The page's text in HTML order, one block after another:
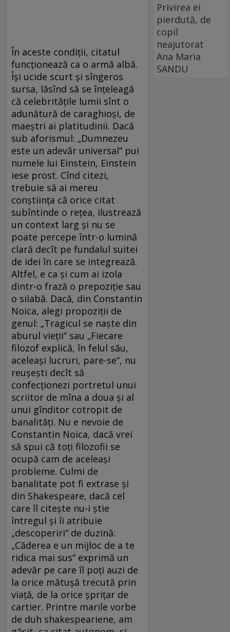
În aceste condiţii, citatul
funcţionează ca o armă albă.
Îşi ucide scurt şi sîngeros
sursa, lăsînd să se înţeleagă
că celebrităţile lumii sînt o
adunătură de caraghioşi, de
maeştri ai platitudinii. Dacă
sub aforismul: „Dumnezeu
este un adevăr universal“ pui
numele lui Einstein, Einstein
iese prost. Cînd citezi,
trebuie să ai mereu
conştiinţa că orice citat
subîntinde o reţea, ilustrează
un context larg şi nu se
poate percepe într-o lumină
clară decît pe fundalul suitei
de idei în care se integrează.
Altfel, e ca şi cum ai izola
dintr-o frază o prepoziţie sau
o silabă. Dacă, din Constantin
Noica, alegi propoziţii de
genul: „Tragicul se naşte din
aburul vieţii“ sau „Fiecare
filozof explică, în felul său,
aceleaşi lucruri, pare-se“, nu
reuşeşti decît să
confecţionezi portretul unui
scriitor de mîna a doua şi al
unui gînditor cotropit de
banalităţi. Nu e nevoie de
Constantin Noica, dacă vrei
să spui că toţi filozofii se
ocupă cam de aceleaşi
probleme. Culmi de
banalitate pot fi extrase şi
din Shakespeare, dacă cel
care îl citeşte nu-i ştie
întregul şi îi atribuie
„descoperiri“ de duzină:
„Căderea e un mijloc de a te
ridica mai sus“ exprimă un
adevăr pe care îl poţi auzi de
la orice mătuşă trecută prin
viaţă, de la orice şpriţar de
cartier. Printre marile vorbe
de duh shakespeariene, am
Privirea ei
pierdută, de
copil
neajutorat
Ana Maria
SANDU